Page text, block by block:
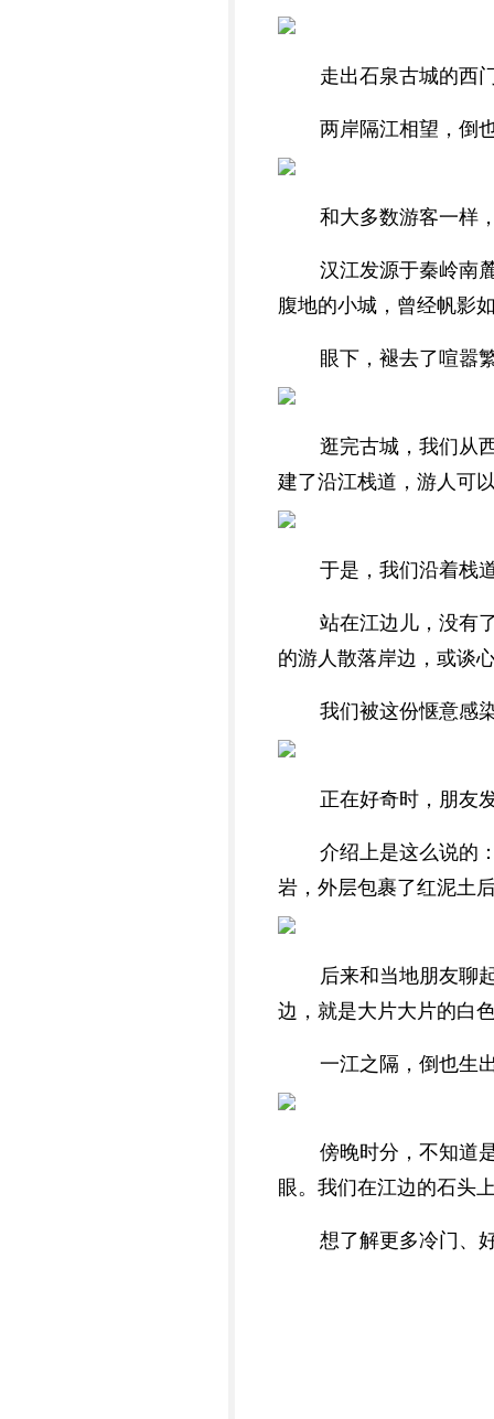
走出石泉古城的西
两岸隔江相望，倒
和大多数游客一样
汉江发源于秦岭南
腹地的小城，曾经帆影
眼下，褪去了喧嚣
逛完古城，我们从
建了沿江栈道，游人可
于是，我们沿着栈
站在江边儿，没有
的游人散落岸边，或谈
我们被这份惬意感
正在好奇时，朋友
介绍上是这么说的
岩，外层包裹了红泥土
后来和当地朋友聊
边，就是大片大片的白
一江之隔，倒也生
傍晚时分，不知道
眼。我们在江边的石头
想了解更多冷门、